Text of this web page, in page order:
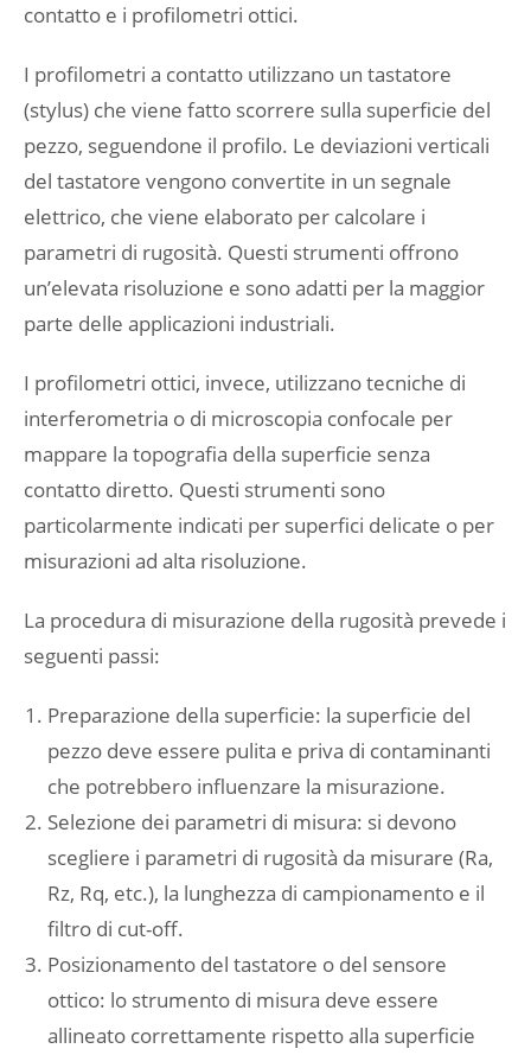
contatto e i profilometri ottici.
I profilometri a contatto utilizzano un tastatore
(stylus) che viene fatto scorrere sulla superficie del
pezzo, seguendone il profilo. Le deviazioni verticali
del tastatore vengono convertite in un segnale
elettrico, che viene elaborato per calcolare i
parametri di rugosità. Questi strumenti offrono
un’elevata risoluzione e sono adatti per la maggior
parte delle applicazioni industriali.
I profilometri ottici, invece, utilizzano tecniche di
interferometria o di microscopia confocale per
mappare la topografia della superficie senza
contatto diretto. Questi strumenti sono
particolarmente indicati per superfici delicate o per
misurazioni ad alta risoluzione.
La procedura di misurazione della rugosità prevede i
seguenti passi:
Preparazione della superficie: la superficie del
pezzo deve essere pulita e priva di contaminanti
che potrebbero influenzare la misurazione.
Selezione dei parametri di misura: si devono
scegliere i parametri di rugosità da misurare (Ra,
Rz, Rq, etc.), la lunghezza di campionamento e il
filtro di cut-off.
Posizionamento del tastatore o del sensore
ottico: lo strumento di misura deve essere
allineato correttamente rispetto alla superficie